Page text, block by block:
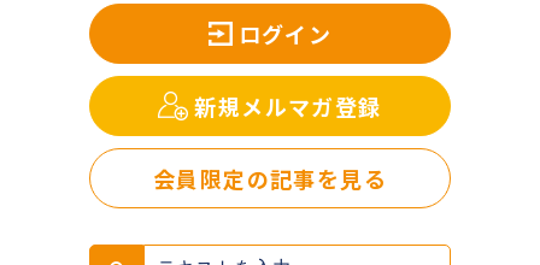
ログイン
新規メルマガ登録
会員限定の記事を見る